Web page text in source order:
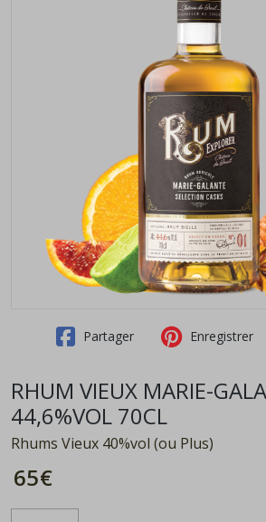
Partager Enregistrer
RHUM VIEUX MARIE-
44,6%VOL 70CL
Rhums Vieux 40%vol (ou Plus)
65€